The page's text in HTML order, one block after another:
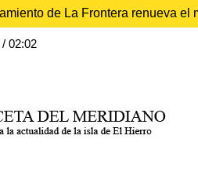
de La Frontera renueva el
02:02